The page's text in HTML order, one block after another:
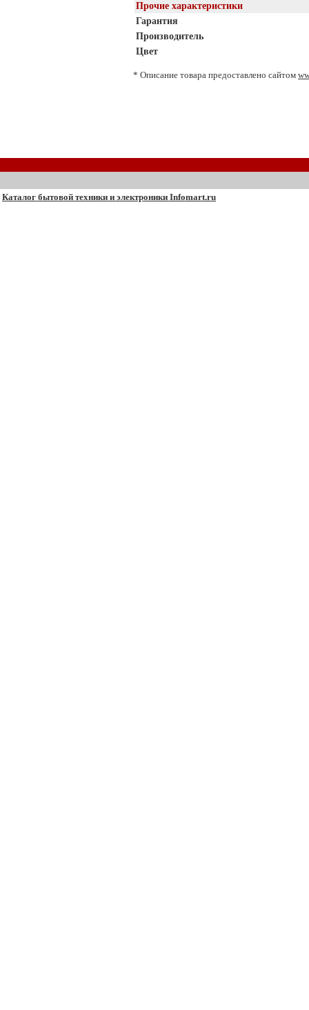
Прочие характеристики
Гарантия
Производитель
Цвет
* Описание товара предоставлено сайтом
Каталог бытовой техники и электроники Infomart.ru